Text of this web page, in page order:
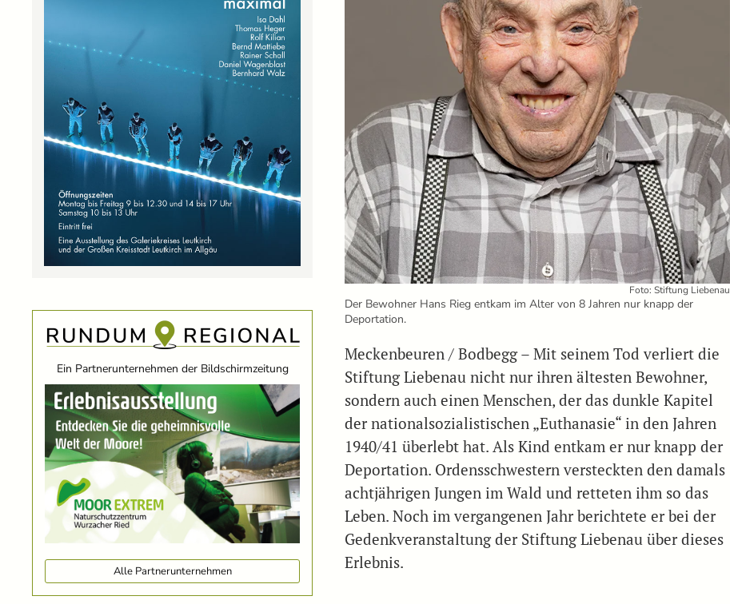
Ein Partnerunternehmen der Bildschirmzeitung
Alle Partnerunternehmen
Foto: Stiftung Liebenau
Der Bewohner Hans Rieg entkam im Alter von 8 Jahren nur knapp der
Deportation.
Meckenbeuren / Bodbegg – Mit seinem Tod verliert die
Stiftung Liebenau nicht nur ihren ältesten Bewohner,
sondern auch einen Menschen, der das dunkle Kapitel
der nationalsozialistischen „Euthanasie“ in den Jahren
1940/41 überlebt hat. Als Kind entkam er nur knapp der
Deportation. Ordensschwestern versteckten den damals
achtjährigen Jungen im Wald und retteten ihm so das
Leben. Noch im vergangenen Jahr berichtete er bei der
Gedenkveranstaltung der Stiftung Liebenau über dieses
Erlebnis.